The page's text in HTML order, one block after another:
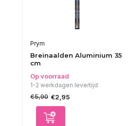
Prym
Breinaalden Aluminium 35
cm
Op voorraad
1-2 werkdagen levertijd
€5,90 €2,95